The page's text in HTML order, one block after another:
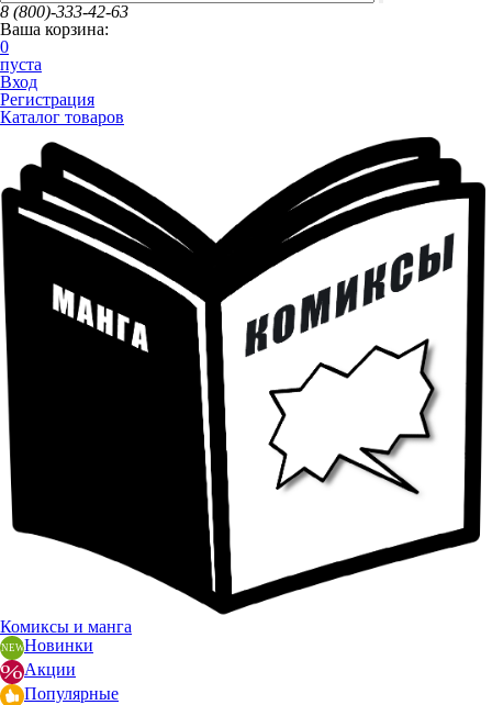
8 (800)-333-42-63
Ваша корзина:
0
пуста
Вход
Регистрация
Каталог товаров
Комиксы и манга
Новинки
Акции
Популярные